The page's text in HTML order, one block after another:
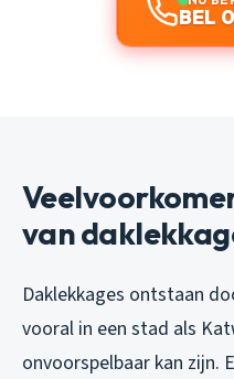
BEL
van
Daklekkages ontstaan
vooral in een stad als
onvoorspelbaar kan zijn.